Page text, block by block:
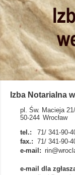
Izba Notarialna
pl. Św. Macieja
50-244 Wrocław
tel.:
71/ 341-90-
fax.: 71/ 341-90-
e-mail:
e-mail dla